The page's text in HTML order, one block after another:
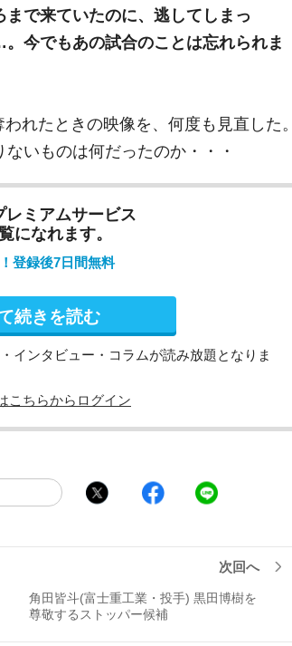
まで来ていたのに、逃してしまっ
でもあの試合のことは忘れられま
れたときの映像を、何度も見直した。
いものは何だったのか・・・
レミアムサービス
になれます。
登録後7日間無料
続きを読む
インタビュー・コラムが読み放題となりま
こちらからログイン
次回へ
角田皆斗(富士重工業・投手) 黒田博樹を
尊敬するストッパー候補